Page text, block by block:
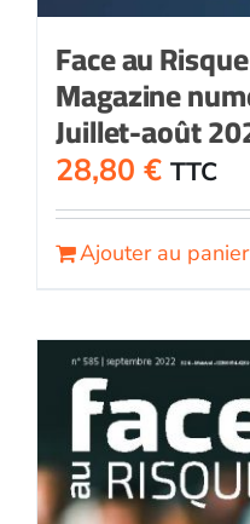
Face au Risque
Magazine
Juillet-août
28,80 € TTC
Ajouter au panier